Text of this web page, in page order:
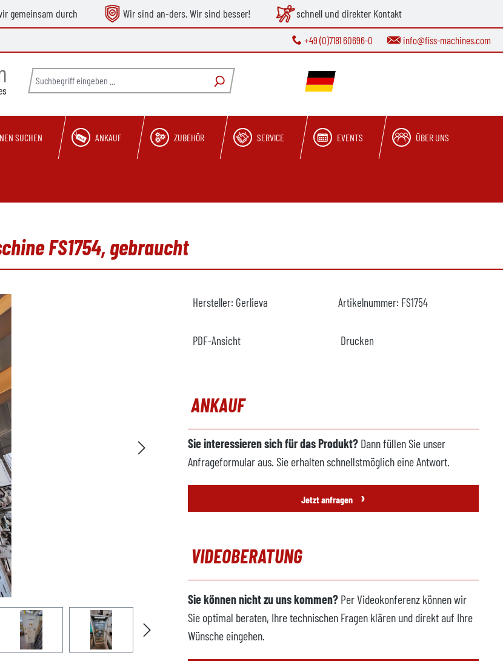
gemeinsam durch Wir sind an-ders. Wir sind besser! schnell und direkter Kontakt
+49 (0)7181 60696-0 info@fiss-machines.com
SUCHEN ANKAUF ZUBEHÖR SERVICE EVENTS ÜBER UNS
FS1754, gebraucht
Hersteller: Gerlieva Artikelnummer: FS1754
PDF-Ansicht Drucken
ANKAUF
Sie interessieren sich für das Produkt? Dann füllen Sie unser
Anfrageformular aus. Sie erhalten schnellstmöglich eine Antwort.
Jetzt anfragen ›
VIDEOBERATUNG
Sie können nicht zu uns kommen? Per Videokonferenz können wir
Sie optimal beraten, Ihre technischen Fragen klären und direkt auf Ihre
Wünsche eingehen.